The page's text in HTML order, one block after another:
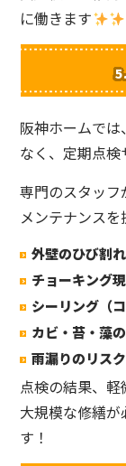
に働きます
阪神ホームで
なく、定期点検
専門のスタッ
メンテナンス
外壁のひび割
チョーキング
シーリング（
カビ・苔・藻
雨漏りのリス
点検の結果、軽
大規模な修繕
す！